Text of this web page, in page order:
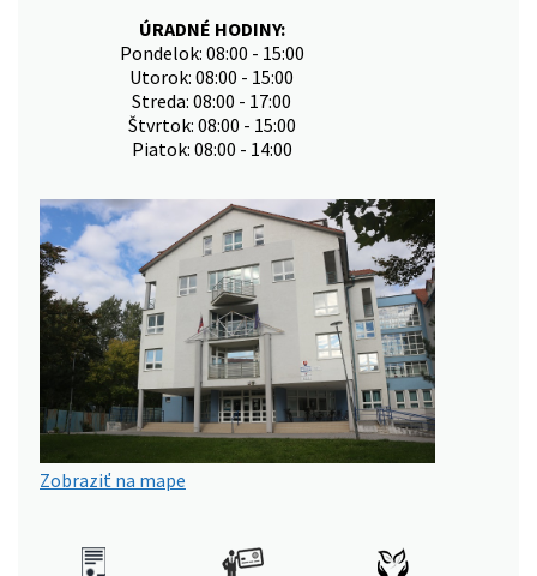
ÚRADNÉ HODINY:
Pondelok: 08:00 - 15:00
Utorok: 08:00 - 15:00
Streda: 08:00 - 17:00
Štvrtok: 08:00 - 15:00
Piatok: 08:00 - 14:00
Zobraziť na mape